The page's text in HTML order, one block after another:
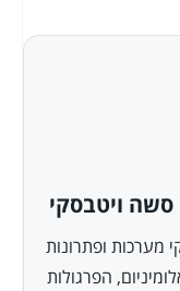
סשה ויטבסקי
מערכות ופתרונות
האלומיניום, הפרגולות